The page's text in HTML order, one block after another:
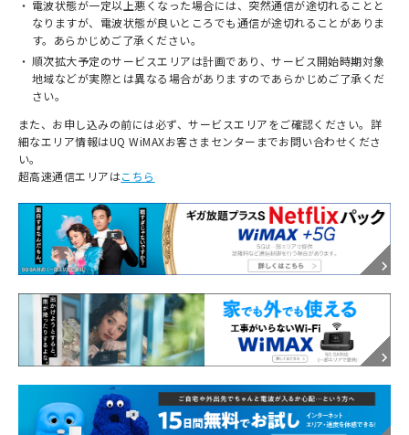
電波状態が一定以上悪くなった場合には、突然通信が途切れることと
なりますが、電波状態が良いところでも通信が途切れることがありま
す。あらかじめご了承ください。
順次拡大予定のサービスエリアは計画であり、サービス開始時期対象
地域などが実際とは異なる場合がありますのであらかじめご了承くだ
さい。
また、お申し込みの前には必ず、サービスエリアをご確認ください。詳
細なエリア情報はUQ WiMAXお客さまセンターまでお問い合わせくださ
い。
超高速通信エリアはこちら